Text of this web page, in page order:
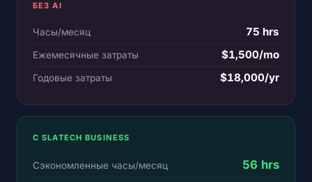
БЕЗ AI
Часы/месяц 75 hrs
Ежемесячные затраты $1,500/mo
Годовые затраты $18,000/yr
С SLATECH BUSINESS
Сэкономленные часы/месяц 56 hrs